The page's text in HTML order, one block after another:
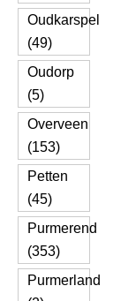
Oudkarspel
(49)
Oudorp
(5)
Overveen
(153)
Petten
(45)
Purmerend
(353)
Purmerland